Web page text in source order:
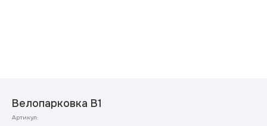
Велопарковка В1
Артикул: